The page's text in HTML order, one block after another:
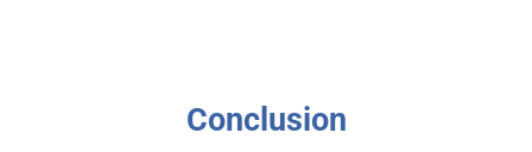
Conclusion